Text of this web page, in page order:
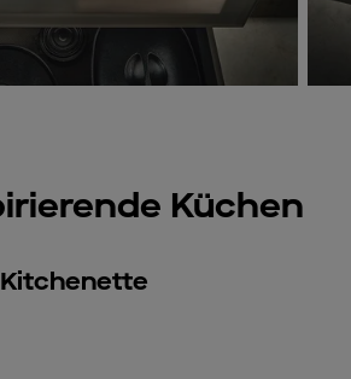
Küchen